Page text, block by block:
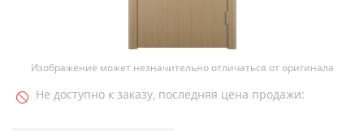
Изображение может незначительно отличаться от оригинала
Не доступно к заказу, последняя цена продажи: